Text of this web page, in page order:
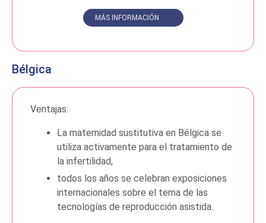
MÁS INFORMACIÓN
Bélgica
Ventajas:
La maternidad sustitutiva en Bélgica se
utiliza activamente para el tratamiento de
la infertilidad,
todos los años se celebran exposiciones
internacionales sobre el tema de las
tecnologías de reproducción asistida.